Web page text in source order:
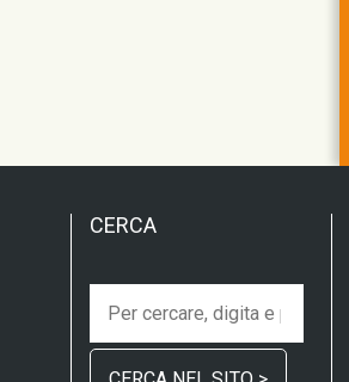
CERCA